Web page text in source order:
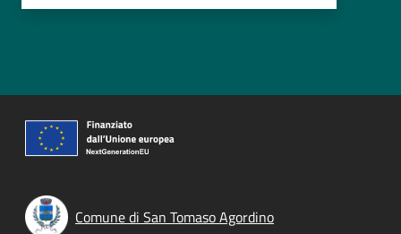
Comune di San Tomaso Agordino